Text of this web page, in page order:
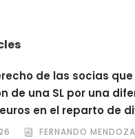
de las socias
de una SL por una
en el reparto de
FERNANDO MENDOZA